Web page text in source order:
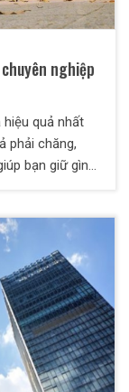
nghiệp
quả nhất
phải chăng,
bạn giữ gìn